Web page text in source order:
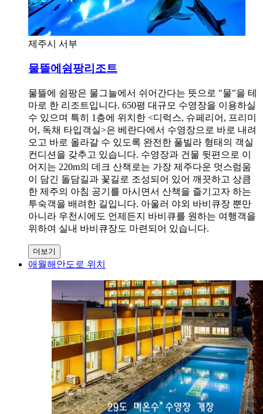
제주시 서부
물뜰에쉼팡리조트
물뜰에 쉼팡은 물그늘에서 쉬어간다는 뜻으로 "물"을 테
마로 한 리조트입니다. 650평 대규모 수영장을 이용하실
수 있으며 특히 1층에 위치한 <디럭스, 슈페리어, 프리미
어, 독채 타입객실>은 베란다에서 수영장으로 바로 내려
오고 바로 올라갈 수 있도록 완전한 풀빌라 형태의 객실
컨디션을 갖추고 있습니다. 수영장과 건물 뒷편으로 이
어지는 220m의 데크 산책로는 가장 제주다운 멋스럼움
이 담긴 돌담길과 꽃길로 조성되어 있어 깨끗하고 상큼
한 제주의 아침 공기를 마시면서 산책을 즐기고자 하는
투숙객을 배려한 길입니다. 아울러 야외 바비큐장 뿐만
아니라 우천시에도 언제든지 바비큐를 원하는 여행객을
위하여 실내 바비큐장도 마련되어 있습니다.
더보기
애월해안도로 위치